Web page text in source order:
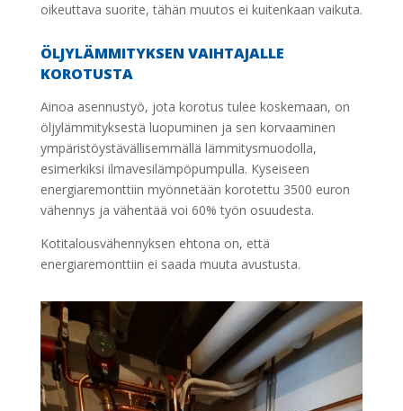
oikeuttava suorite, tähän muutos ei kuitenkaan vaikuta.
ÖLJYLÄMMITYKSEN VAIHTAJALLE
KOROTUSTA
Ainoa asennustyö, jota korotus tulee koskemaan, on
öljylämmityksestä luopuminen ja sen korvaaminen
ympäristöystävällisemmällä lämmitysmuodolla,
esimerkiksi ilmavesilämpöpumpulla. Kyseiseen
energiaremonttiin myönnetään korotettu 3500 euron
vähennys ja vähentää voi 60% työn osuudesta.
Kotitalousvähennyksen ehtona on, että
energiaremonttiin ei saada muuta avustusta.